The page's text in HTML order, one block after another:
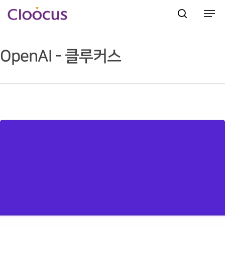
Hit enter to search or ESC to close
OpenAI - 클루커스